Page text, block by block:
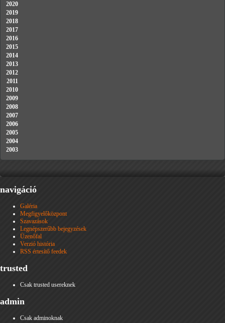
2020
2019
2018
2017
2016
2015
2014
2013
2012
2011
2010
2009
2008
2007
2006
2005
2004
2003
navigáció
Galéria
Megfigyelőközpont
Szavazások
Legnépszerűbb bejegyzések
Üzenőfal
Verzió história
RSS értesítő feedek
trusted
Csak trusted usereknek
admin
Csak adminoknak